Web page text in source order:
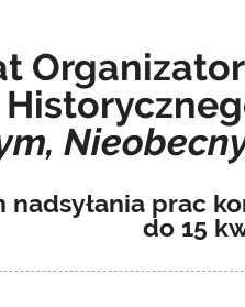
nadsyłania prac
do 15